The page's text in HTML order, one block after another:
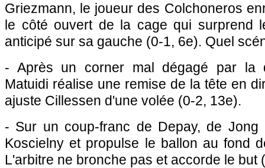
Griezmann, le joueur des Colchoneros
le côté ouvert de la cage qui surprend
anticipé sur sa gauche (0-1, 6e). Quel
- Après un corner mal dégagé par la
Matuidi réalise une remise de la tête en
ajuste Cillessen d'une volée (0-2, 13e).
- Sur un coup-franc de Depay, de Jong
Koscielny et propulse le ballon au fond
L'arbitre ne bronche pas et accorde le but